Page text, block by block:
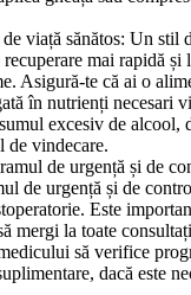
viață sănătos: Un stil
mai rapidă și
Asigură-te că ai o
în nutrienți necesari
excesiv de alcool,
de vindecare.
de urgență și de
de urgență și de
Este
mergi la toate
să verifice
dacă este